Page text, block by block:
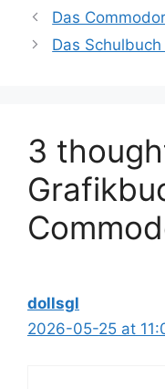
Das
Das
3
dollsgl
2026-05-25 at